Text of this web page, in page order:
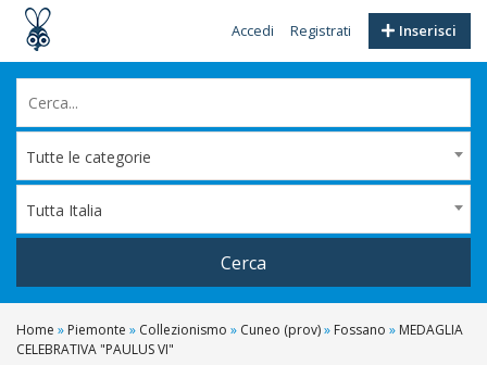
Inserisci
Accedi Registrati
Tutte le categorie
Tutta Italia
Cerca
Home » Piemonte » Collezionismo » Cuneo (prov)» Fossano » MEDAGLIA
CELEBRATIVA "PAULUS VI"